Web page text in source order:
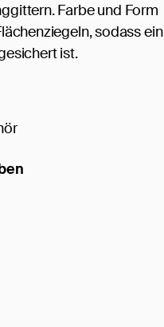
Farbe und Form
sodass ein
ist.